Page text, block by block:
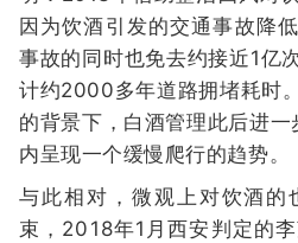
因为饮酒引发的交通事故降
事故的同时也免去约接近1亿
计约2000多年道路拥堵耗时
的背景下，白酒管理此后进
内呈现一个缓慢爬行的趋势。
与此相对，微观上对饮酒的
束，2018年1月西安判定的